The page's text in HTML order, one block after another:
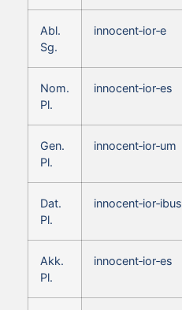
Abl.
Sg.
innocent‑ior‑e
Nom.
Pl.
innocent‑ior‑es
Gen.
Pl.
innocent‑ior‑um
Dat.
Pl.
innocent‑ior‑ibus
Akk.
Pl.
innocent‑ior‑es